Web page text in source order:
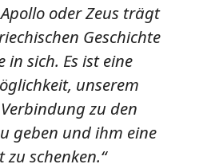
oder Zeus trägt
Geschichte
sich. Es ist eine
unserem
zu den
geben und ihm eine
schenken.“